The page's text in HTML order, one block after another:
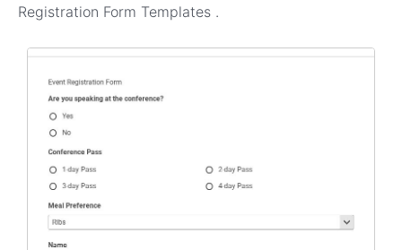
Registration Form Templates .